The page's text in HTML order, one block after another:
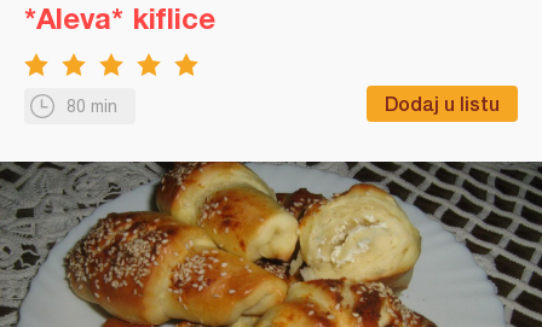
80 min Dodaj u listu
*Aleva* kiflice